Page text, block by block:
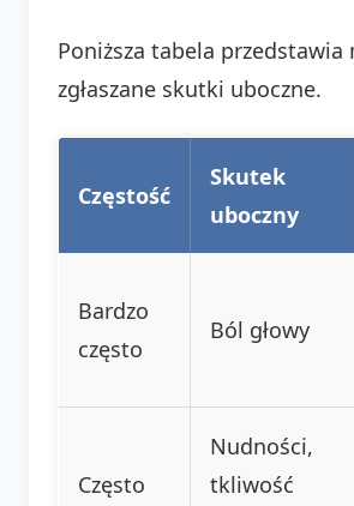
Poniższa tabela przedstawia
zgłaszane skutki uboczne.
Częstość
Skutek
uboczny
Bardzo
często
Ból głowy
Często
Nudności,
tkliwość